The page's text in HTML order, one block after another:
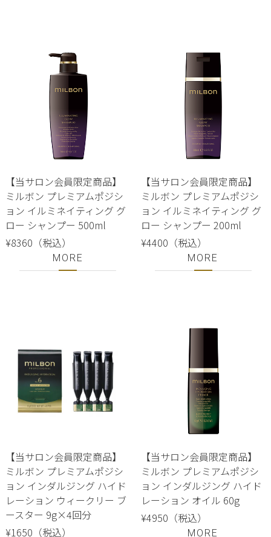
【当サロン会員限定商品】
ミルボン プレミアムポジシ
ョン イルミネイティング グ
ロー シャンプー 500ml
¥8360（税込）
MORE
【当サロン会員限定商品】
ミルボン プレミアムポジシ
ョン イルミネイティング グ
ロー シャンプー 200ml
¥4400（税込）
MORE
【当サロン会員限定商品】
ミルボン プレミアムポジシ
ョン インダルジング ハイド
レーション ウィークリー ブ
ースター 9g×4回分
¥1650（税込）
【当サロン会員限定商品】
ミルボン プレミアムポジシ
ョン インダルジング ハイド
レーション オイル 60g
¥4950（税込）
MORE